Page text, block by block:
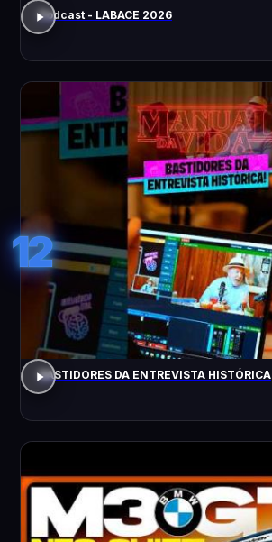
Podcast - LABACE 2026
12
BASTIDORES DA ENTREVISTA HISTÓRICA